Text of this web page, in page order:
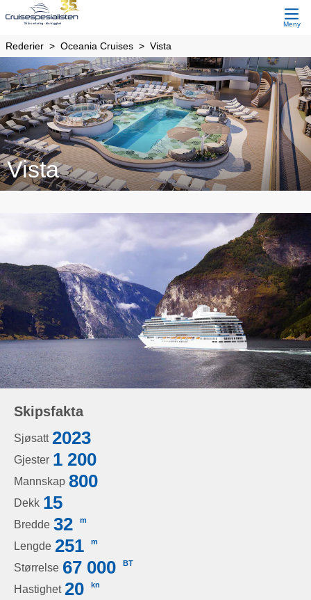
Meny
Rederier Oceania Cruises Vista
Vista
Skipsfakta
Sjøsatt 2023
Gjester 1 200
Mannskap 800
Dekk 15
Bredde 32 m
Lengde 251 m
Størrelse 67 000 BT
Hastighet 20 kn